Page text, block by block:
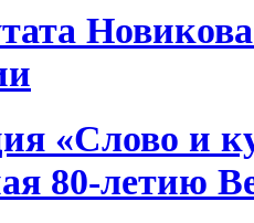
«Слово и
80-летию